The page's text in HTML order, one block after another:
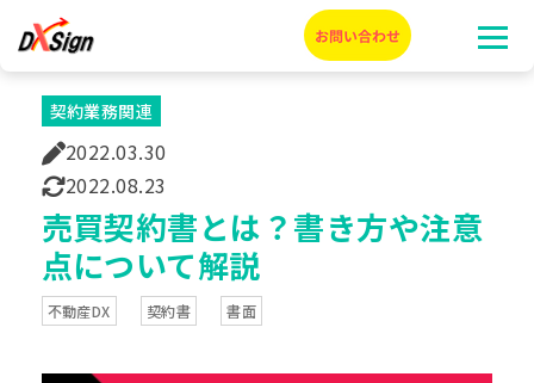
契約業務関連
2022.03.30
2022.08.23
売買契約書とは？書き方や注意
点について解説
不動産DX 契約書 書面